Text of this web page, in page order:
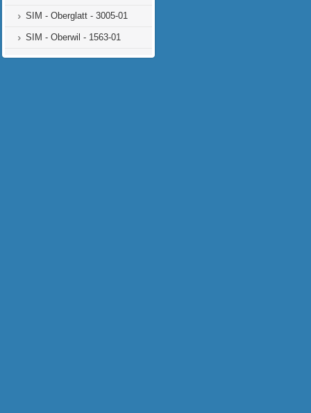
SIM - Oberglatt - 3005-01
SIM - Oberwil - 1563-01
SIM - Pieterlen - 1435-01